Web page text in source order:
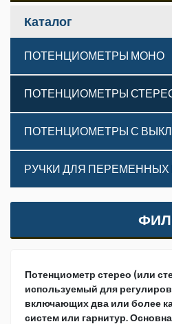
Каталог
ПОТЕНЦИОМЕТРЫ МОНО
ПОТЕНЦИОМЕТРЫ
ПОТЕНЦИОМЕТРЫ С
РУЧКИ ДЛЯ ПЕРЕМЕННЫХ
Потенциометр стерео (или
используемый для
включающих два или более
систем или гарнитур.